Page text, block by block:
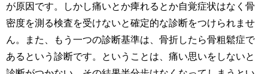
が原因です。しかし痛いとか痺れるとか自覚症状はなく骨
密度を測る検査を受けないと確定的な診断をつけられませ
ん。また、もう一つの診断基準は、骨折したら骨粗鬆症で
あるという診断です。ということは、痛い思いをしないと